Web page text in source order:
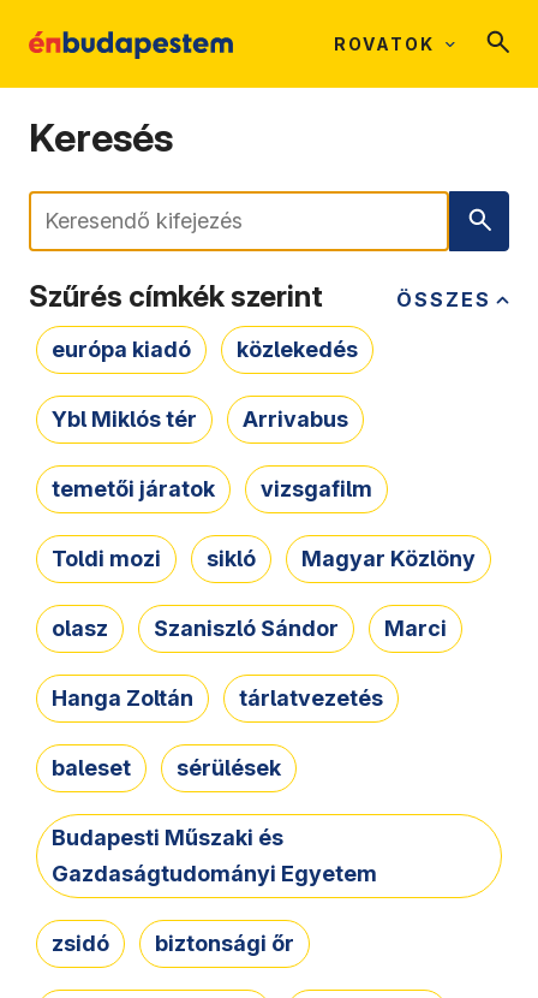
ROVATOK
Keresés
Keresés
ÖSSZES
Szűrés címkék szerint
európa kiadó közlekedés
Ybl Miklós tér Arrivabus
temetői járatok vizsgafilm
Toldi mozi sikló Magyar Közlöny
olasz Szaniszló Sándor Marci
Hanga Zoltán tárlatvezetés
baleset sérülések
Budapesti Műszaki és
Gazdaságtudományi Egyetem
zsidó biztonsági őr